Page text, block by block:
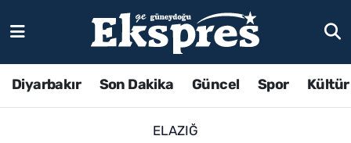
Diyarbakır Son Dakika Güncel Spor
ELAZIĞ